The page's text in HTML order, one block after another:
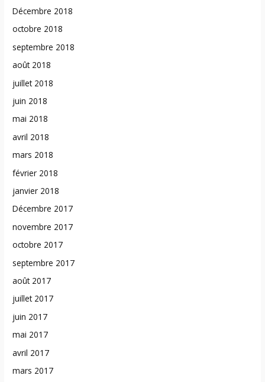
Décembre 2018
octobre 2018
septembre 2018
août 2018
juillet 2018
juin 2018
mai 2018
avril 2018
mars 2018
février 2018
janvier 2018
Décembre 2017
novembre 2017
octobre 2017
septembre 2017
août 2017
juillet 2017
juin 2017
mai 2017
avril 2017
mars 2017